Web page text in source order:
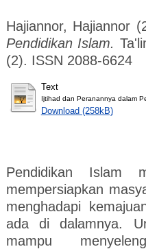
Hajiannor, Hajiannor
Pendidikan Islam.
(2). ISSN 2088-6624
Text
Ijtihad dan Peranannya dalam
Download (258kB)
Pendidikan Islam
mempersiapkan
menghadapi
ada di dalamnya.
mampu